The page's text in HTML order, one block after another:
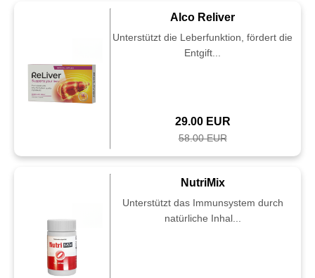
Alco Reliver
Unterstützt die Leberfunktion, fördert die
Entgift...
29.00 EUR
58.00 EUR
NutriMix
Unterstützt das Immunsystem durch
natürliche Inhal...